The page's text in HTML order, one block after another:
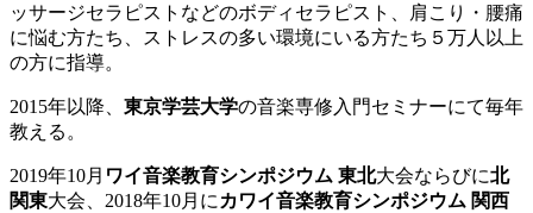
ッサージセラピストなどのボディセラピスト、肩こり・腰痛
に悩む方たち、ストレスの多い環境にいる方たち５万人以上
の方に指導。
2015年以降、 東京学芸大学の音楽専修入門セミナーにて毎年
教える。
2019年10月 ワイ音楽教育シンポジウム 東北大会ならびに北
関東大会、2018年10月に カワイ音楽教育シンポジウム 関西